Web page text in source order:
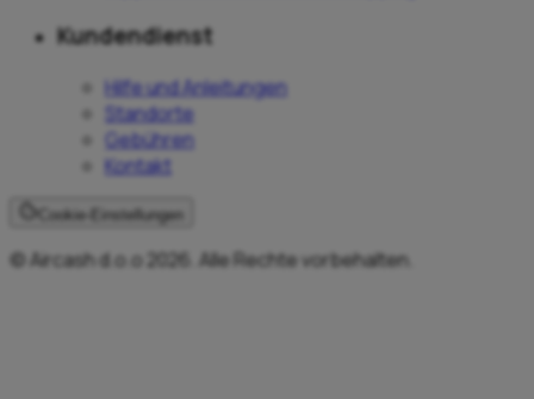
Kundendienst
Hilfe und Anleitungen
Standorte
Gebühren
Kontakt
Cookie-Einstellungen
© Aircash d.o.o 2026. Alle Rechte vorbehalten.